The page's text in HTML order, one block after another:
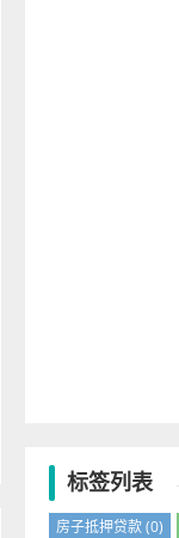
标签列表
房子抵押贷款(0)